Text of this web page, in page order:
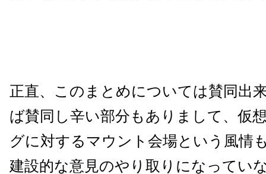
正直、このまとめについては賛同出
ば賛同し辛い部分もありまして、仮
グに対するマウント会場という風情
建設的な意見のやり取りになってい